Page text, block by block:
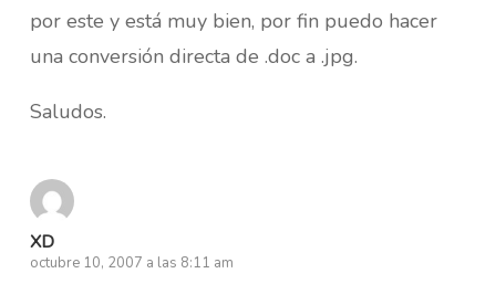
por este y está muy bien, por fin puedo hacer
una conversión directa de .doc a .jpg.
Saludos.
XD
octubre 10, 2007 a las 8:11 am